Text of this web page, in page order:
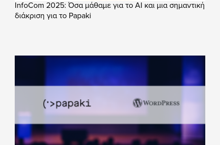
InfoCom 2025: Όσα μάθαμε για το AI και μια σημαντική
διάκριση για το Papaki